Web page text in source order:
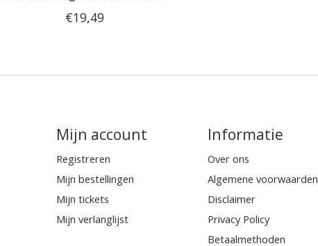
€19,49
Mijn account
Registreren
Mijn bestellingen
Mijn tickets
Mijn verlanglijst
Informatie
Over ons
Algemene voorwaarden
Disclaimer
Privacy Policy
Betaalmethoden